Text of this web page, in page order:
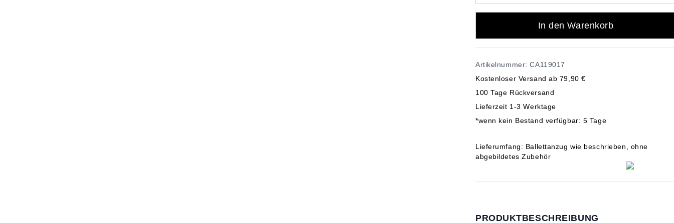
In den Warenkorb
Artikelnummer: CA119017
Kostenloser Versand ab 79,90 €
100 Tage Rückversand
Lieferzeit 1-3 Werktage
*wenn kein Bestand verfügbar: 5 Tage
Lieferumfang: Ballettanzug wie beschrieben, ohne
abgebildetes Zubehör
PRODUKTBESCHREIBUNG